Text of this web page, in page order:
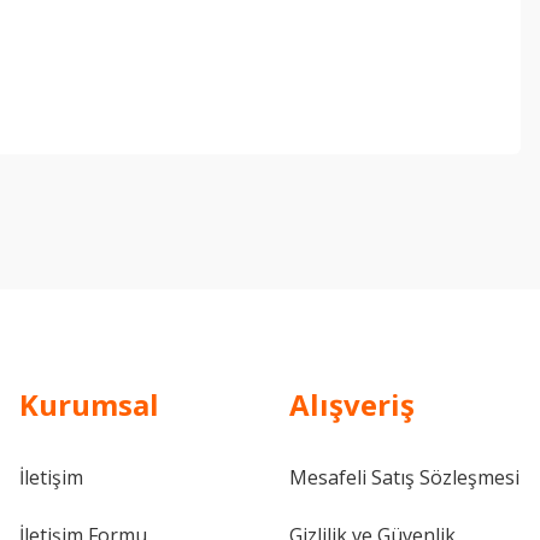
Kurumsal
İletişim
Alışveriş
Mesafeli Satış Sözleşmesi